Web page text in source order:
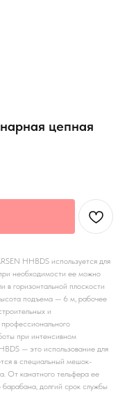
цепная
HHBDS используется для
необходимости ее можно
в горизонтальной плоскости
подъема — 6 м, рабочее
и
при интенсивном
— это использование для
в специальный мешок-
От канатного тельфера ее
долгий срок службы